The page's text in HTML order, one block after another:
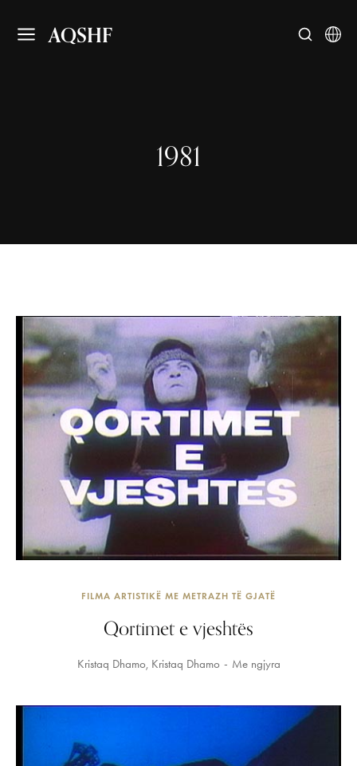
AQSHF
1981
FILMA ARTISTIKË ME METRAZH TË GJATË
Qortimet e vjeshtës
Kristaq Dhamo Kristaq Dhamo Me ngjyra